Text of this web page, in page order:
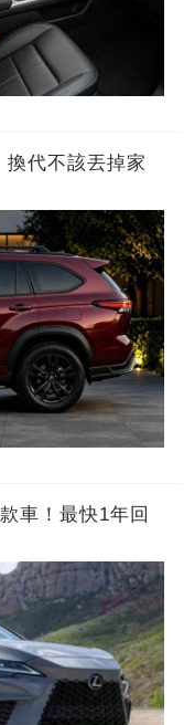
代不該丟掉家
車！最快1年回